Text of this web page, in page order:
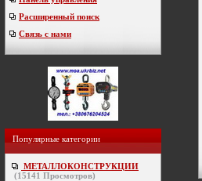
Расширенный поиск
Связь с нами
Популярные категории
МЕТАЛЛОКОНСТРУКЦИИ
(15141 Просмотров)